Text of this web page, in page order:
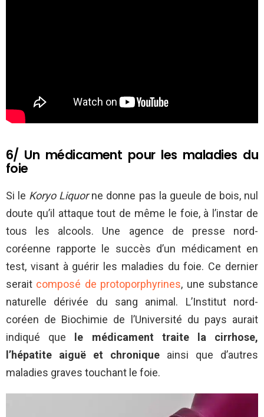
6/ Un médicament pour les maladies du
foie
Si le Koryo Liquorne donne pas la gueule de bois, nul
doute qu’il attaque tout de même le foie, à l’instar de
tous les alcools. Une agence de presse nord-
coréenne rapporte le succès d’un médicament en
test, visant à guérir les maladies du foie. Ce dernier
serait composé de protoporphyrines, une substance
naturelle dérivée du sang animal. L’Institut nord-
coréen de Biochimie de l’Université du pays aurait
indiqué que
le médicament traite la cirrhose,
l’hépatite aiguë et chronique ainsi que d’autres
maladies graves touchant le foie.